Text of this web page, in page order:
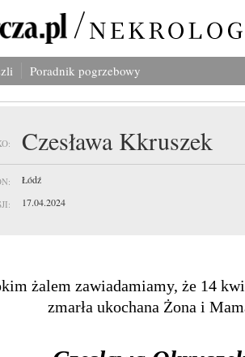
Poradnik pogrzebowy
Czesława Kkruszek
Łódź
17.04.2024
Z głębokim żalem zawiadamiamy, że 14 kwietnia
zmarła ukochana Żona i Mama